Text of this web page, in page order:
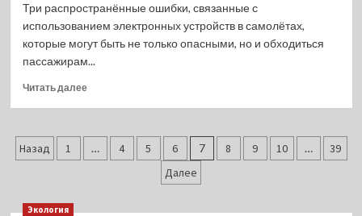
планы
на
летние
туры-2024
России
Три распространённые ошибки, связанные с
использованием электронных устройств в самолётах,
которые могут быть не только опасными, но и обходиться
пассажирам...
Читать далееПрочитать
опасные
Пагинация
Назад 1 … 4 5 6 7 8 9 10 …
39
Далее
Экология